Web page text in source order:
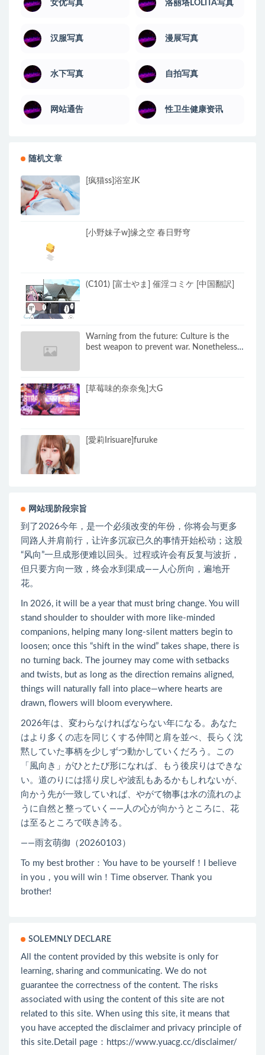
女优写真 洛丽塔LOLITA写真
汉服写真 漫展写真
水下写真 自拍写真
网站通告 性卫生健康资讯
随机文章
[疯猫ss]浴室JK
[小野妹子w]缘之空 春日野穹
(C101) [富士やま] 催淫コミケ [中国翻訳]
Warning from the future: Culture is the
best weapon to prevent war. Nonetheless,
of development… and then the country will
[草莓味的奈奈兔]大G
[愛莉Irisuare]furuke
网站现阶段宗旨
到了2026今年，是一个必须改变的年份，你将会与更多
同路人并肩前行，让许多沉寂已久的事情开始松动；这股
“风向”一旦成形便难以回头。过程或许会有反复与波折，
但只要方向一致，终会水到渠成——人心所向，遍地开
花。
In 2026, it will be a year that must bring change. You will
stand shoulder to shoulder with more like-minded
companions, helping many long-silent matters begin to
loosen; once this “shift in the wind” takes shape, there is
no turning back. The journey may come with setbacks
and twists, but as long as the direction remains aligned,
things will naturally fall into place—where hearts are
drawn, flowers will bloom everywhere.
2026年は、変わらなければならない年になる。あなた
はより多くの志を同じくする仲間と肩を並べ、長らく沈
黙していた事柄を少しずつ動かしていくだろう。この
「風向き」がひとたび形になれば、もう後戻りはできな
い。道のりには揺り戻しや波乱もあるかもしれないが、
向かう先が一致していれば、やがて物事は水の流れのよ
うに自然と整っていく――人の心が向かうところに、花
は至るところで咲き誇る。
——雨玄萌御（20260103）
To my best brother：You have to be yourself！I believe
in you，you will win！Time observer. Thank you
brother!
SOLEMNLY DECLARE
All the content provided by this website is only for
learning, sharing and communicating. We do not
guarantee the correctness of the content. The risks
associated with using the content of this site are not
related to this site. When using this site, it means that
you have accepted the disclaimer and privacy principle of
this site.Detail page： https://www.yuacg.cc/disclaimer/